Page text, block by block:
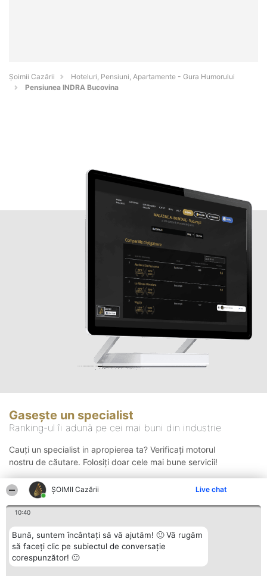
ȘOIMII Cazării Live chat
10:40
Bună, suntem încântați să vă ajutăm! 🙂 Vă rugăm
să faceți clic pe subiectul de conversație
corespunzător! 🙂
Șoimii Cazării
Hoteluri, Pensiuni, Apartamente - Gura Humorului
Pensiunea INDRA Bucovina
Gasește un specialist
Ranking-ul îi adună pe cei mai buni din industrie
Cauți un specialist in apropierea ta? Verificați motorul
nostru de căutare. Folosiți doar cele mai bune servicii!